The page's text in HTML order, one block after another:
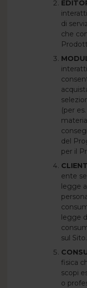
di
che
(per
del
per il
ente
legge
legge
sul Sito.
fisica
scopi
o